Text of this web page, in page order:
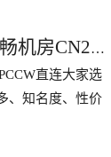
机房CN2
直连大家选
、知名度、性价